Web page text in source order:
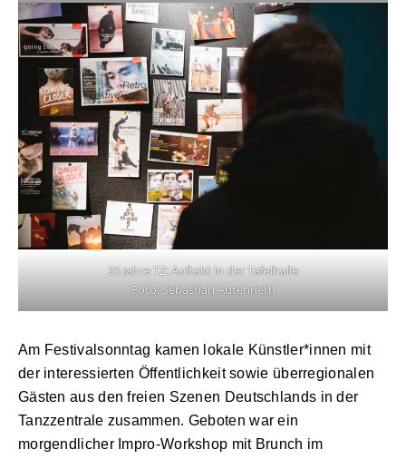
25 Jahre TZ: Auftakt in der Tafelhalle
Foto: Sebastian Autenrieth
Am Festivalsonntag kamen lokale Künstler*innen mit
der interessierten Öffentlichkeit sowie überregionalen
Gästen aus den freien Szenen Deutschlands in der
Tanzzentrale zusammen. Geboten war ein
morgendlicher Impro-Workshop mit Brunch im